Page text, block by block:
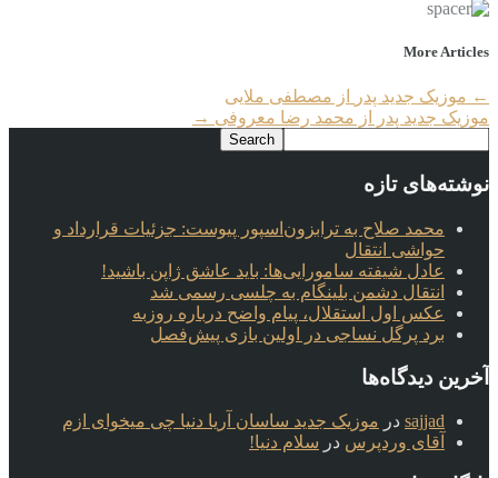
More Articles
← موزیک جدید پدر‎ از مصطفی ملایی
موزیک جدید پدر از محمد رضا معروفی →
نوشته‌های تازه
محمد صلاح به ترابزون‌اسپور پیوست: جزئیات قرارداد و
حواشی انتقال
عادل شیفته سامورایی‌ها: باید عاشق ژاپن باشید!
انتقال دشمن بلینگام به چلسی رسمی شد
عکس اول استقلال، پیام واضح درباره روزبه
برد پرگل نساجی در اولین بازی پیش‌فصل
آخرین دیدگاه‌ها
sajjad در موزیک جدید ساسان آریا دنیا چی میخوای ازم
آقای وردپرس در سلام دنیا!